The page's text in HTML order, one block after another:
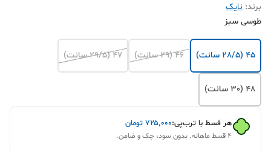
برند: نایک
طوسی سبز
45 (28/5 سانت) 46 (29 سانت) 47 (29/5 سانت)
48 (30 سانت)
هر قسط با ترب‌پی:۷۲۵٬۰۰۰ تومان
۴ قسط ماهانه. بدون سود، چک و ضامن.